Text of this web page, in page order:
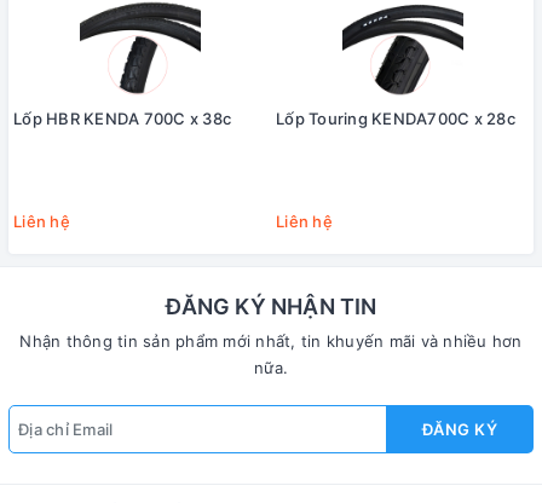
Lốp HBR KENDA 700C x 38c
Liên hệ
Lốp Touring KENDA700C x 28c
Liên hệ
ĐĂNG KÝ NHẬN TIN
Nhận thông tin sản phẩm mới nhất, tin khuyến mãi và nhiều hơn
nữa.
ĐĂNG KÝ